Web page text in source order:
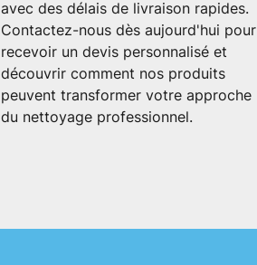
avec des délais de livraison rapides.
Contactez-nous dès aujourd'hui pour
recevoir un devis personnalisé et
découvrir comment nos produits
peuvent transformer votre approche
du nettoyage professionnel.